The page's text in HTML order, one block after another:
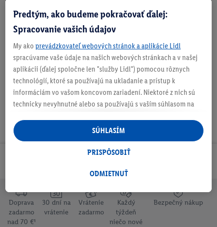
Na stiahnutie
Doprava
zadarmo
nad 70 €¹
30 dní na
vrátenie
Vrátenie
zadarmo
Každý
týždeň
niečo nové
Bezpečný nákup
Predtým, ako budeme pokračovať ďalej:
Spracovanie vašich údajov
My ako prevádzkovateľ webových stránok a aplikácie Lidl
spracúvame vaše údaje na našich webových stránkach a v našej
aplikácii (ďalej spoločne len "služby Lidl") pomocou rôznych
technológií, ktoré sa používajú na ukladanie a prístup k
informáciám vo vašom koncovom zariadení. Niektoré z nich sú
technicky nevyhnutné alebo sa používajú s vaším súhlasom na
personalizovanú reklamu v rámci služieb Lidl aj mimo nich. Ak
ste účastníkom programu Lidl Plus, na tieto účely sa spracúvajú
aj údaje z vášho nákupného správania v obchode.
následne si vytvoríte účet Lidl Plus alebo sa prihlásite do svojho
tiež vytvoriť špeciálny online identifikátor z e-mailovej adresy,
ktorú tam uvediete, aby sme vás mohli rozpoznať v službách
prevádzkovaných tretími stranami a zobrazovať vám
ODMIETNUŤ
PRISPÔSOBIŤ
SÚHLASÍM